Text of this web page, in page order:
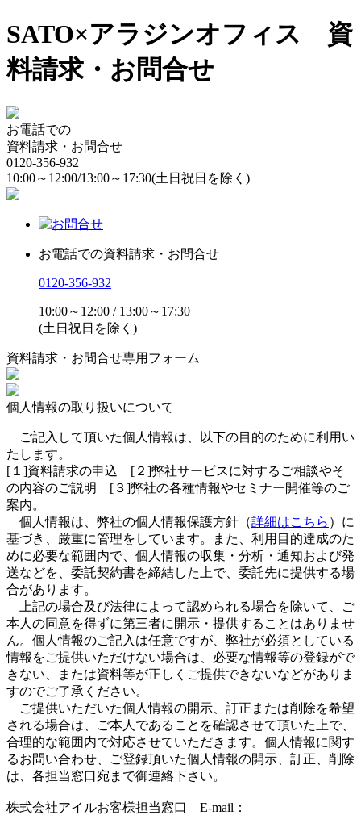
SATO×アラジンオフィス 資
料請求・お問合せ
お電話での
資料請求・お問合せ
0120-356-932
10:00～12:00/13:00～17:30(土日祝日を除く)
お電話での資料請求・お問合せ
0120-356-932
10:00～12:00 / 13:00～17:30
(土日祝日を除く)
資料請求・お問合せ専用フォーム
個人情報の取り扱いについて
ご記入して頂いた個人情報は、以下の目的のために利用い
たします。
[１]資料請求の申込 [２]弊社サービスに対するご相談やそ
の内容のご説明 [３]弊社の各種情報やセミナー開催等のご
案内。
個人情報は、弊社の個人情報保護方針（詳細はこちら ）に
基づき、厳重に管理をしています。また、利用目的達成のた
めに必要な範囲内で、個人情報の収集・分析・通知および発
送などを、委託契約書を締結した上で、委託先に提供する場
合があります。
上記の場合及び法律によって認められる場合を除いて、ご
本人の同意を得ずに第三者に開示・提供することはありませ
ん。個人情報のご記入は任意ですが、弊社が必須としている
情報をご提供いただけない場合は、必要な情報等の登録がで
きない、または資料等が正しくご提供できないなどがありま
すのでご了承ください。
ご提供いただいた個人情報の開示、訂正または削除を希望
される場合は、ご本人であることを確認させて頂いた上で、
合理的な範囲内で対応させていただきます。個人情報に関す
るお問い合わせ、ご登録頂いた個人情報の開示、訂正、削除
は、各担当窓口宛まで御連絡下さい。
株式会社アイルお客様担当窓口 E-mail：